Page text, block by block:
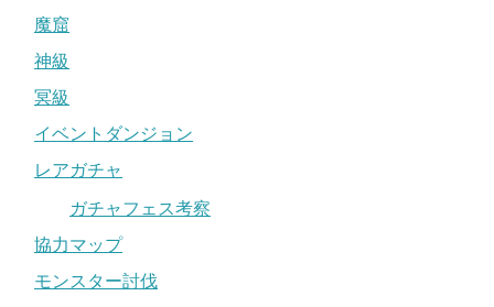
魔窟
神級
冥級
イベントダンジョン
レアガチャ
ガチャフェス考察
協力マップ
モンスター討伐